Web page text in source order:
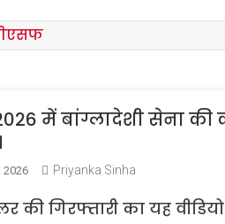
में बांग्लादेशी सेना की
2026 Priyanka Sinha
की गिरफ्तारी का यह